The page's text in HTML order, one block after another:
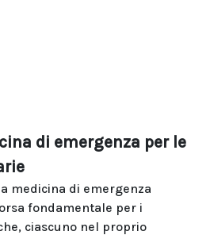
di emergenza per le
medicina di emergenza
fondamentale per i
ciascuno nel proprio